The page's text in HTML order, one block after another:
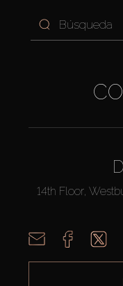
14th Floor,